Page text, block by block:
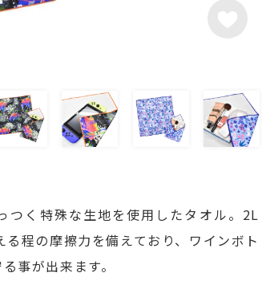
つく特殊な生地を使用したタオル。2L
程の摩擦力を備えており、ワインボト
事が出来ます。​